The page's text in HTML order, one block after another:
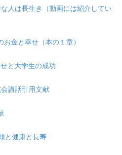
人は長生き（動画には紹介してい
金と幸せ（本の１章）
と大学生の成功
講話引用文献
と健康と長寿